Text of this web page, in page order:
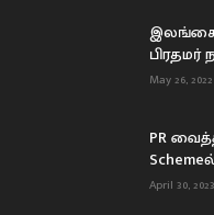
பிரதமர்
May 26, 2022
PR
April 30, 2023